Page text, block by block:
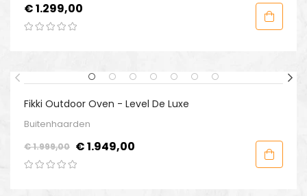
Prijs
€ 1.299,00
Fikki Outdoor Oven - Level De Luxe
Buitenhaarden
Normale
prijs
€ 1.999,00 Prijs
€ 1.949,00